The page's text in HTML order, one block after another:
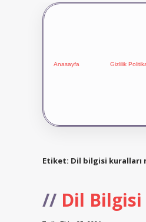
Anasayfa Gizlilik
Etiket: Dil bilgisi kuralları
Dil Bilgisi